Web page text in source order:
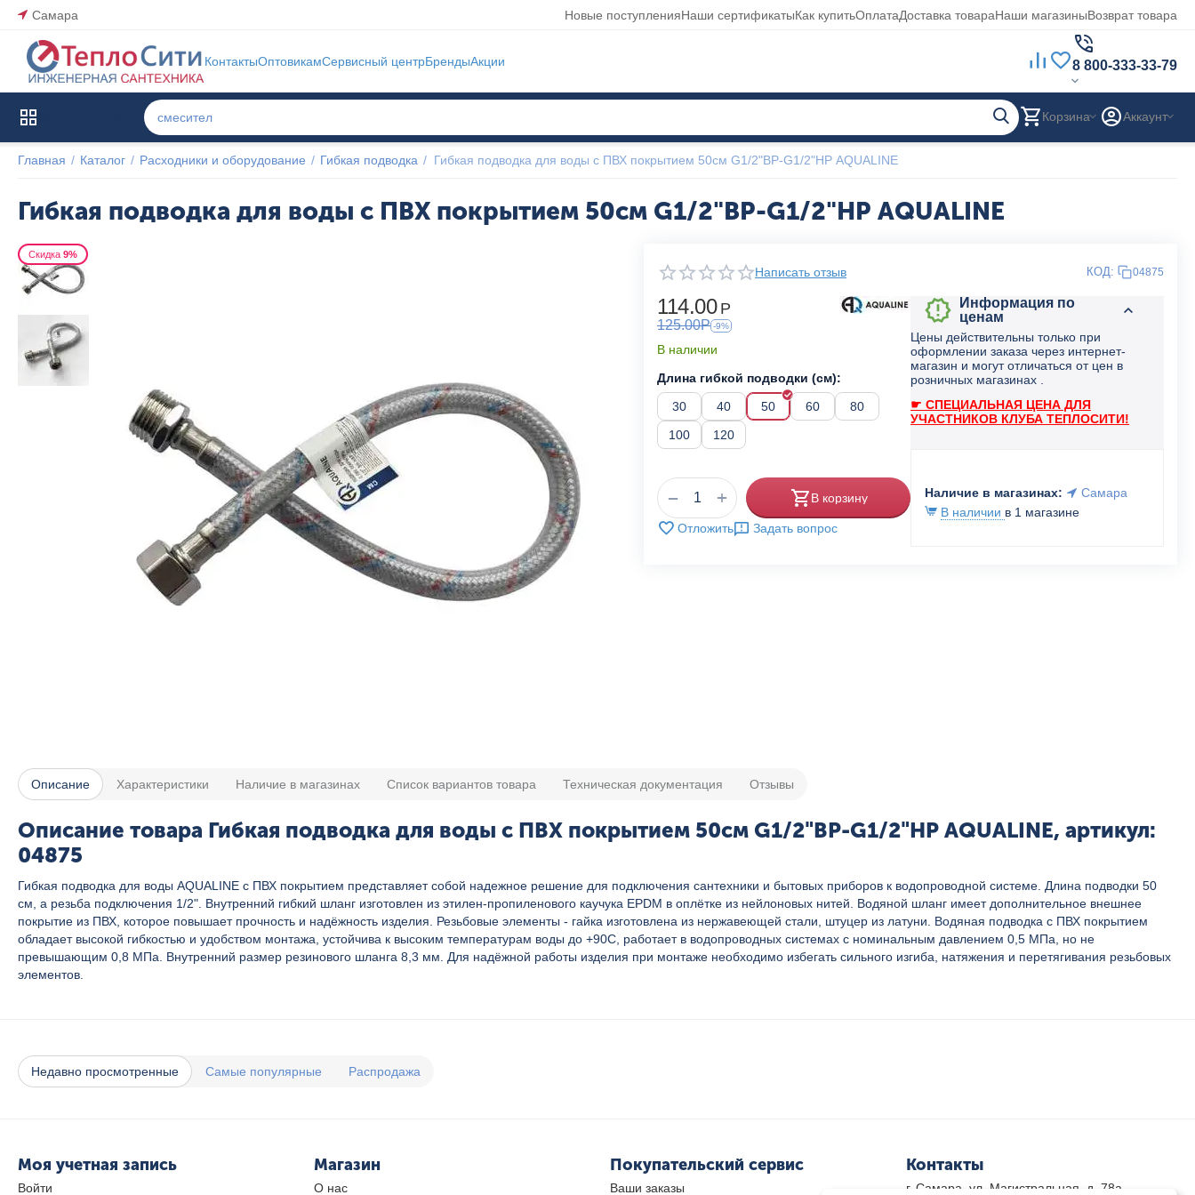
Самара Новые поступленияНаши сертификатыКак купитьОплатаДоставка товараНаши магазиныВозврат товара
КонтактыОптовикамСервисный центрБрендыАкции 8 800-333-33-79
Корзина Аккаунт
Главная / Каталог / Расходники и оборудование / Гибкая подводка / Гибкая подводка для воды с ПВХ покрытием 50см G1/2"ВР-G1/2"НР AQUALINE
Гибкая подводка для воды с ПВХ покрытием 50см G1/2"ВР-G1/2"НР AQUALINE
Скидка 9%
Написать отзыв КОД: 04875
114.00 Р
125.00Р -9%
В наличии
Длина гибкой подводки (см):
30
40 50 60
80
100
120
+
− В корзину
Отложить Задать вопрос
Информация по
ценам
Цены действительны только при
оформлении заказа через интернет-
магазин и могут отличаться от цен в
розничных магазинах .
☛ СПЕЦИАЛЬНАЯ ЦЕНА ДЛЯ
УЧАСТНИКОВ КЛУБА ТЕПЛОСИТИ!
Наличие в магазинах:
Самара
В наличии в 1 магазине
Описание Характеристики Наличие в магазинах Список вариантов товара Техническая документация Отзывы
Описание товара Гибкая подводка для воды с ПВХ покрытием 50см G1/2"ВР-G1/2"НР AQUALINE, артикул:
04875
Гибкая подводка для воды AQUALINE с ПВХ покрытием представляет собой надежное решение для подключения сантехники и бытовых приборов к водопроводной системе. Длина подводки 50
см, а резьба подключения 1/2". Внутренний гибкий шланг изготовлен из этилен-пропиленового каучука EPDM в оплётке из нейлоновых нитей. Водяной шланг имеет дополнительное внешнее
покрытие из ПВХ, которое повышает прочность и надёжность изделия. Резьбовые элементы - гайка изготовлена из нержавеющей стали, штуцер из латуни. Водяная подводка с ПВХ покрытием
обладает высокой гибкостью и удобством монтажа, устойчива к высоким температурам воды до +90C, работает в водопроводных системах с номинальным давлением 0,5 МПа, но не
превышающим 0,8 МПа. Внутренний размер резинового шланга 8,3 мм. Для надёжной работы изделия при монтаже необходимо избегать сильного изгиба, натяжения и перетягивания резьбовых
элементов.
Недавно просмотренные Самые популярные Распродажа
Моя учетная запись
Войти
Магазин
О нас
Покупательский сервис
Ваши заказы
Контакты
г. Самара, ул. Магистральная, д. 78а